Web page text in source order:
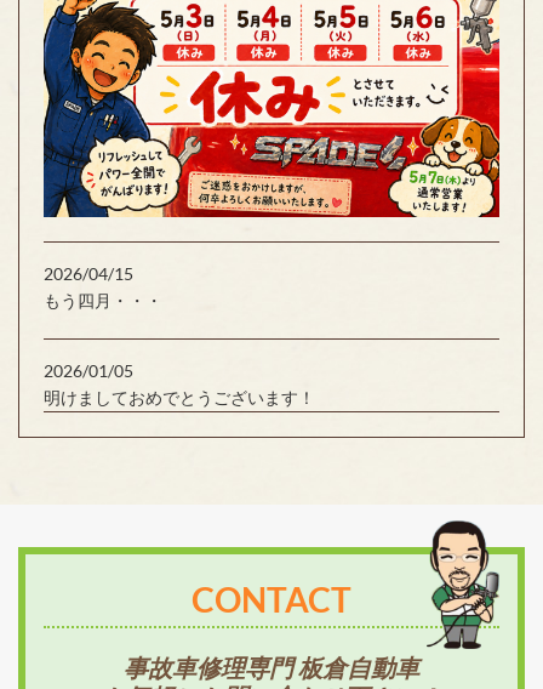
2026/04/15
もう四月・・・
2026/01/05
明けましておめでとうございます！
CONTACT
事故車修理専門 板倉自動車